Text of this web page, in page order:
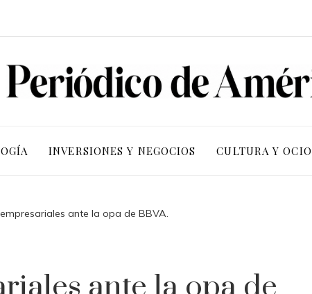
INVERSIONES Y NEGOCIOS CULTURA Y OCIO
ante la opa de BBVA.